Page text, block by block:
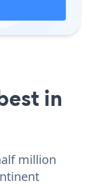
in
million